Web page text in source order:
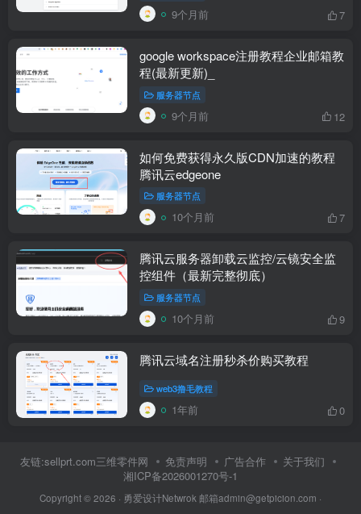
9个月前 7
google workspace注册教程企业邮箱教
程(最新更新)_
服务器节点
9个月前 12
如何免费获得永久版CDN加速的教程
腾讯云edgeone
服务器节点
10个月前 7
腾讯云服务器卸载云监控/云镜安全监
控组件（最新完整彻底）
服务器节点
10个月前 9
腾讯云域名注册秒杀价购买教程
web3撸毛教程
1年前 0
友链:sellprt.com三维零件网 免责声明 广告合作
关于我们
湘ICP备2026001270号-1
Copyright © 2026 · 勇爱设计Netwrok 邮箱admin@getpicion.com ·